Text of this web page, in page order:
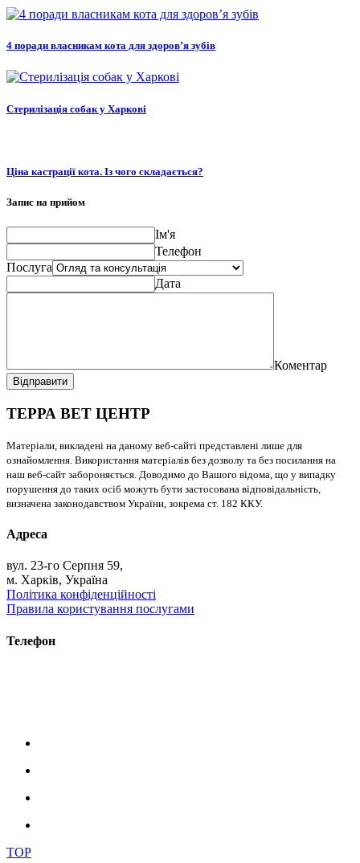
4 поради власникам кота для здоров’я зубів
Стерилізація собак у Харкові
Ціна кастрації кота. Із чого складається?
Запис на прийом
Ім'я
Телефон
Послуга
Дата
Коментар
Відправити
ТЕРРА ВЕТ ЦЕНТР
Матеріали, викладені на даному веб-сайті представлені лише для
ознайомлення. Використання матеріалів без дозволу та без посилання на
наш веб-сайт забороняється. Доводимо до Вашого відома, що у випадку
порушення до таких осіб можуть бути застосована відповідальність,
визначена законодавством України, зокрема ст. 182 ККУ.
Адреса
вул. 23-го Серпня 59,
м. Харків, Україна
Політика конфіденційності
Правила користування послугами
Телефон
TOP